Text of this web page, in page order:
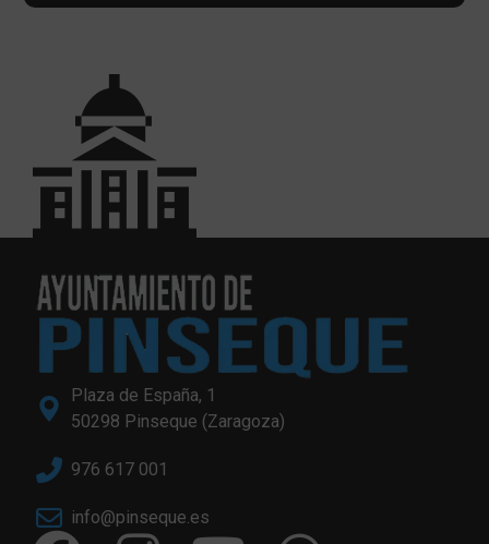
Plaza de España, 1
50298 Pinseque (Zaragoza)
976 617 001
info@pinseque.es